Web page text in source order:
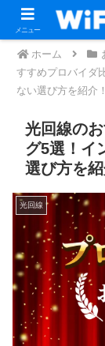
ホーム
すすめプロバイダ
ない選び方を紹介！
光回線の
グ5選！イ
選び方を紹
光回線
メニュー